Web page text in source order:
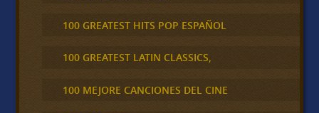
100 GREATEST HITS POP ESPAÑOL
100 GREATEST LATIN CLASSICS,
100 MEJORE CANCIONES DEL CINE